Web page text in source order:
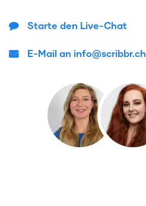
Starte den Live-Chat
E-Mail an info@scribbr.ch